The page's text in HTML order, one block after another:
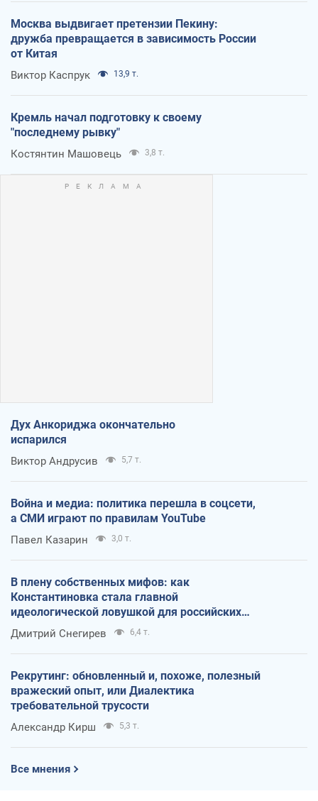
Москва выдвигает претензии Пекину:
дружба превращается в зависимость России
от Китая
Виктор Каспрук 13,9 т.
Кремль начал подготовку к своему
"последнему рывку"
Костянтин Машовець 3,8 т.
Дух Анкориджа окончательно
испарился
Виктор Андрусив 5,7 т.
Война и медиа: политика перешла в соцсети,
а СМИ играют по правилам YouTube
Павел Казарин 3,0 т.
В плену собственных мифов: как
Константиновка стала главной
идеологической ловушкой для российских
оккупантов
Дмитрий Снегирев 6,4 т.
Рекрутинг: обновленный и, похоже, полезный
вражеский опыт, или Диалектика
требовательной трусости
Александр Кирш 5,3 т.
Все мнения